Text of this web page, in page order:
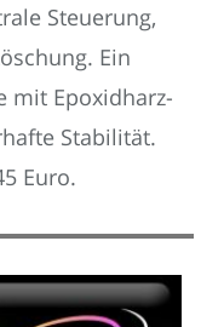
Steuerung,
Ein
mit Epoxidharz-
Stabilität.
Euro.